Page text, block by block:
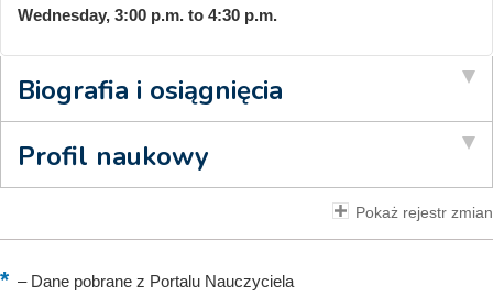
Wednesday, 3:00 p.m. to 4:30 p.m.
Biografia i osiągnięcia
Profil naukowy
Pokaż rejestr zmian
–Dane pobrane z Portalu Nauczyciela